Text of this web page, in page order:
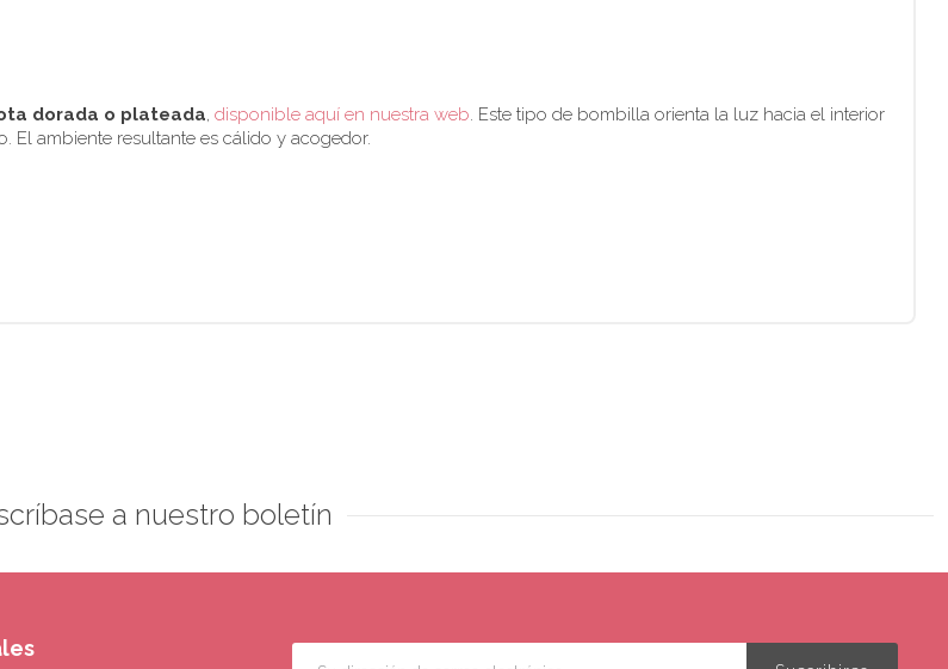
dorada o plateada, disponible aquí en nuestra web. Este tipo de bombilla orienta la luz hacia el interior
El ambiente resultante es cálido y acogedor.
a nuestro boletín